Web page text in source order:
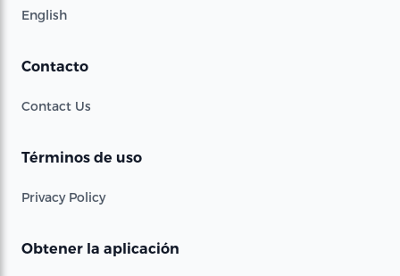
English
Contacto
Contact Us
Términos de uso
Privacy Policy
Obtener la aplicación